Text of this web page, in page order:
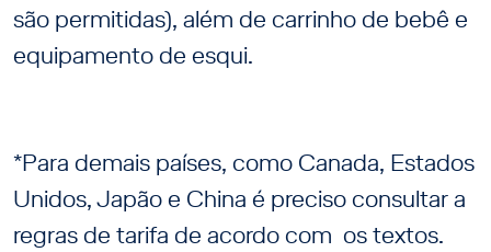
são permitidas), além de carrinho de bebê e
equipamento de esqui.
*Para demais países, como Canada, Estados
Unidos, Japão e China é preciso consultar a
regras de tarifa de acordo com os textos.